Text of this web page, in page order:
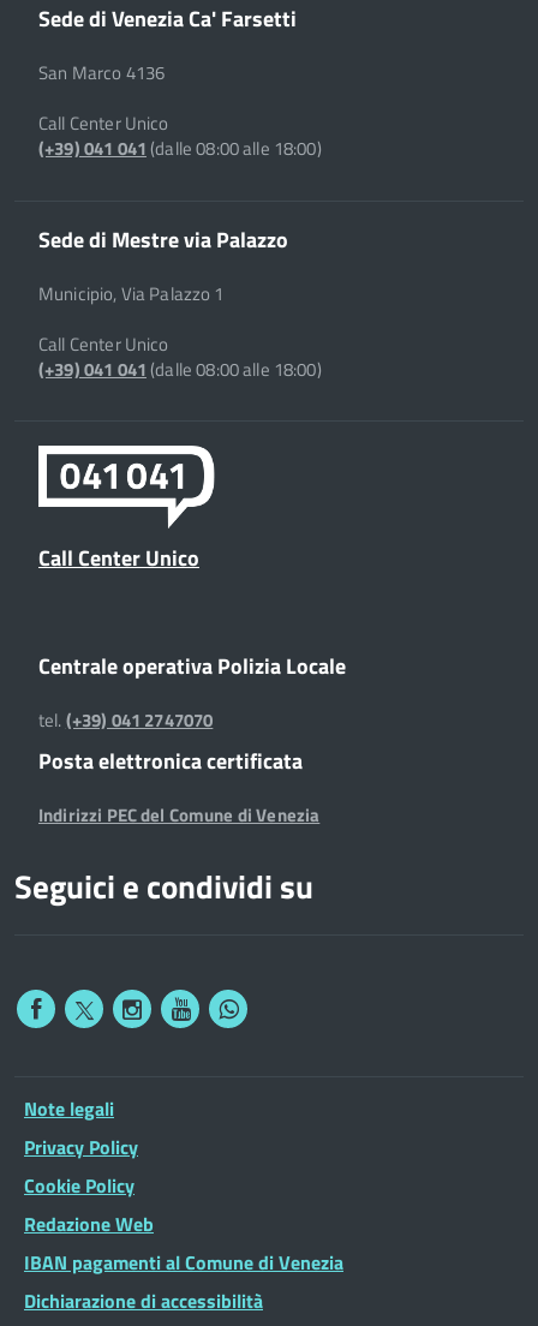
Sede di Venezia Ca' Farsetti
San Marco 4136
Call Center Unico
(+39) 041 041(dalle 08:00 alle 18:00)
Sede di Mestre via Palazzo
Municipio, Via Palazzo 1
Call Center Unico
(+39) 041 041(dalle 08:00 alle 18:00)
Call Center Unico
Centrale operativa Polizia Locale
tel.(+39) 041 2747070
Posta elettronica certificata
Indirizzi PEC del Comune di Venezia
Seguici e condividi su
Note legali
Privacy Policy
Cookie Policy
Redazione Web
IBAN pagamenti al Comune di Venezia
Dichiarazione di accessibilità